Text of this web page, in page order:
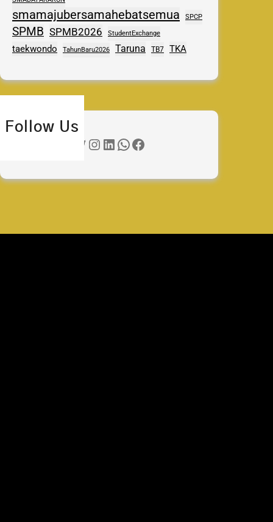
smamajubersamahebatsemua SPCP
SPMB SPMB2026 StudentExchange
taekwondo TahunBaru2026 Taruna TB7 TKA
Follow Us
Instagram LinkedIn WhatsApp Facebook